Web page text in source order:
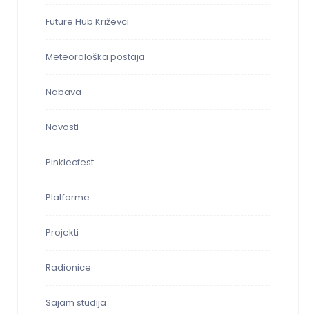
Future Hub Križevci
Meteorološka postaja
Nabava
Novosti
Pinklecfest
Platforme
Projekti
Radionice
Sajam studija